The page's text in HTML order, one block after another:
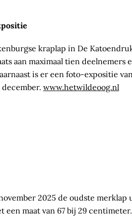
kraplap in De
aan maximaal tien deelnemers
is er een foto-expositie
www.hetwildeoog.nl
2025 de oudste merklap
een maat van 67 bij 29